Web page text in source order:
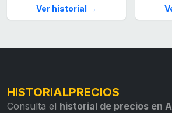
Ver historial →
HISTORIALPRECIOS
Consulta el historial de precios en